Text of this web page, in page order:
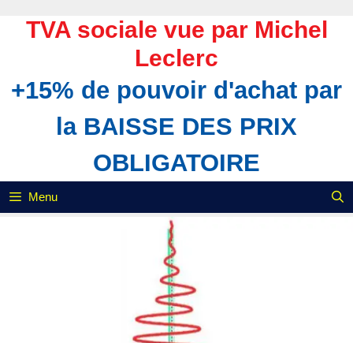
contenu
TVA sociale vue par Michel
Leclerc
+15% de pouvoir d'achat par
la BAISSE DES PRIX
OBLIGATOIRE
Menu